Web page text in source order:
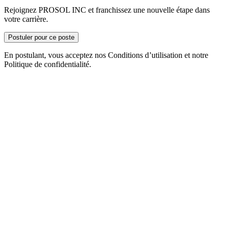
Rejoignez PROSOL INC et franchissez une nouvelle étape dans
votre carrière.
Postuler pour ce poste
En postulant, vous acceptez nos Conditions d’utilisation et notre
Politique de confidentialité.